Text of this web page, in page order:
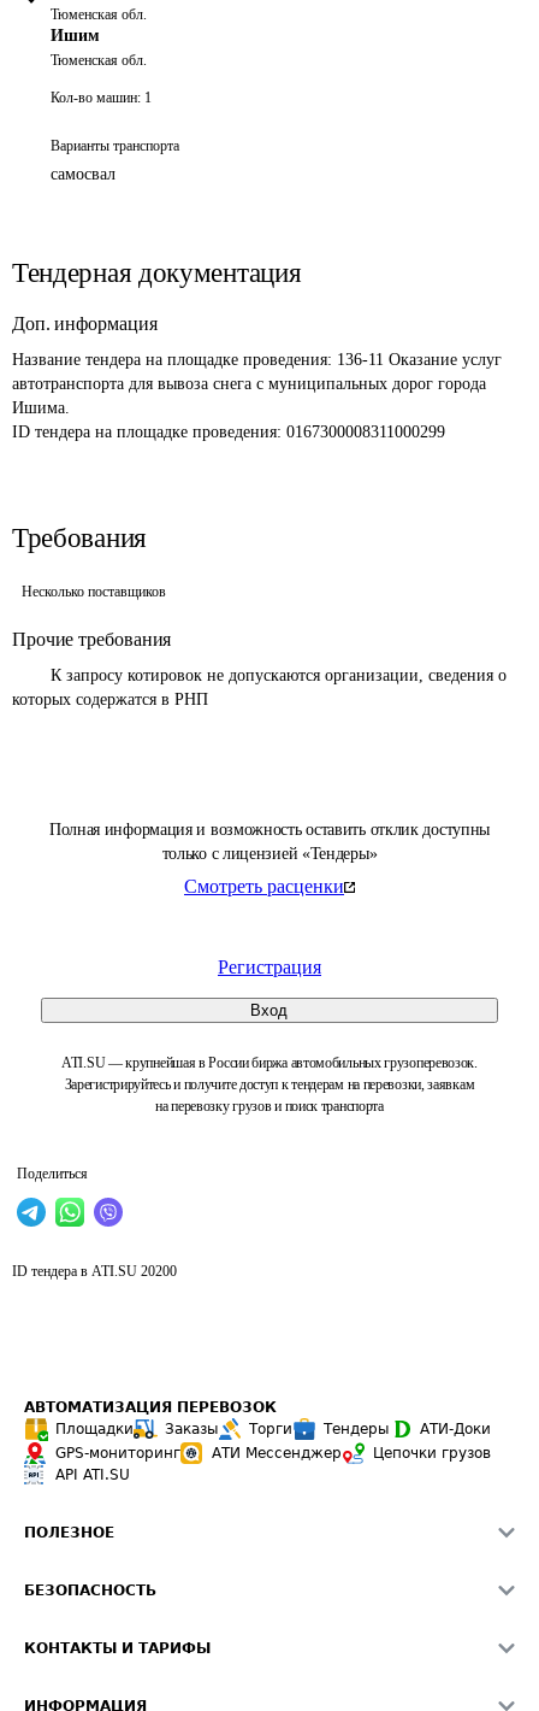
Полная информация и возможность оставить отклик доступны
только с лицензией «Тендеры»
Смотреть расценки
Регистрация
Вход
ATI.SU — крупнейшая в России биржа автомобильных грузоперевозок.
Зарегистрируйтесь и получите доступ к тендерам на перевозки, заявкам
на перевозку грузов и поиск транспорта
Поделиться
Тюменская обл.
Ишим
Тюменская обл.
Кол-во машин: 1
Варианты транспорта
самосвал
Тендерная документация
Доп. информация
Название тендера на площадке проведения: 136-11 Оказание услуг
автотранспорта для вывоза снега с муниципальных дорог города
Ишима.
ID тендера на площадке проведения: 0167300008311000299
Требования
Несколько поставщиков
Прочие требования
которых содержатся в РНП
ID тендера в ATI.SU 20200
АВТОМАТИЗАЦИЯ ПЕРЕВОЗОК
Площадки
Заказы Торги Тендеры
АТИ-Доки
GPS-мониторинг
АТИ Мессенджер
Цепочки грузов
API ATI.SU
ПОЛЕЗНОЕ
Звезды ATI.SU на вашем сайте
Средние ставки
БЕЗОПАСНОСТЬ
Светофор+
КОНТАКТЫ И ТАРИФЫ
ИНФОРМАЦИЯ